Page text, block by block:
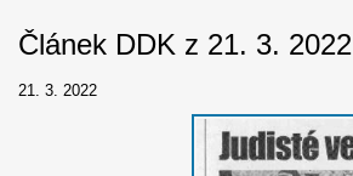
Článek DDK z 21. 3. 2022
21. 3. 2022